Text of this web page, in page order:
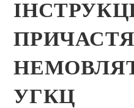
ПРИЧАСТЯ
НЕМОВЛЯТ
УГКЦ